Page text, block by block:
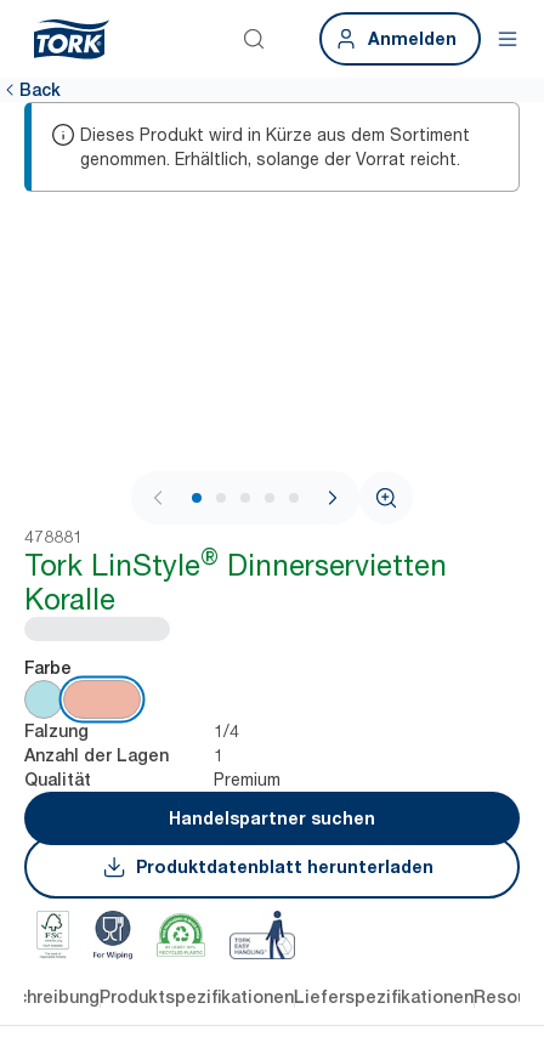
Anmelden
Back
Dieses Produkt wird in Kürze aus dem Sortiment
genommen. Erhältlich, solange der Vorrat reicht.
1 / 6
478881
Tork LinStyle® Dinnerservietten
Koralle
Farbe
Falzung 1/4
Anzahl der Lagen 1
Qualität
Premium
Handelspartner suchen
Produktdatenblatt herunterladen
ProduktspezifikationenLieferspezifikationen